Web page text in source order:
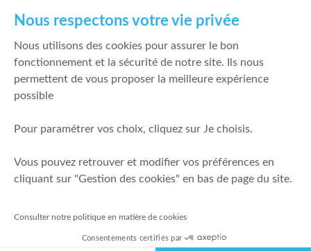
Politique de meilleure sélection
Politique de durabilité
Fonds de garantie des dépôts et de résolution
Mentions légales
Prévention de la fraude
Politique de gestion des conflits d'intérêts
Nous respectons votre vie privée
Nous utilisons des cookies pour assurer le bon
fonctionnement et la sécurité de notre site. Ils nous
permettent de vous proposer la meilleure expérience
possible
Pour paramétrer vos choix, cliquez sur Je choisis.
Vous pouvez retrouver et modifier vos préférences en
cliquant sur "Gestion des cookies" en bas de page du site.
Consulter notre politique en matière de cookies
Consentements certifiés par